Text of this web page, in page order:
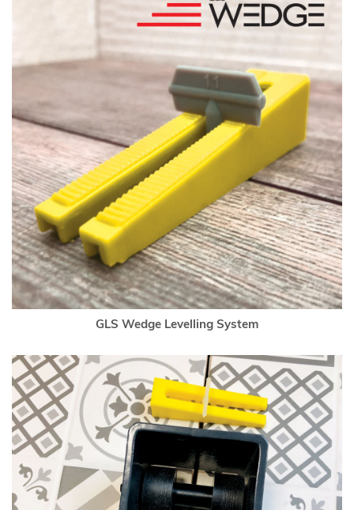
GLS Wedge Levelling System